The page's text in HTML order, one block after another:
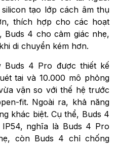
tạo lớp cách âm thụ
thích hợp cho các hoạt
Buds 4 cho cảm giác nhẹ,
di chuyển kém hơn.
Buds 4 Pro được thiết kế
tai và 10.000 mô phỏng
vặn so với thế hệ trước
fit. Ngoài ra, khả năng
khác biệt. Cụ thể, Buds 4
nghĩa là Buds 4 Pro
còn Buds 4 chỉ chống